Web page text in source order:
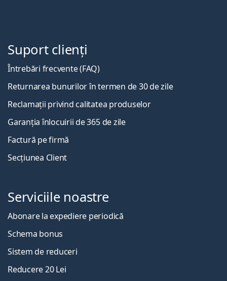
Suport clienți
Întrebări frecvente (FAQ)
Returnarea bunurilor în termen de 30 de zile
Reclamații privind calitatea produselor
Garanția înlocuirii de 365 de zile
Factură pe firmă
Secțiunea Client
Serviciile noastre
Abonare la expediere periodică
Schema bonus
Sistem de reduceri
Reducere 20 Lei